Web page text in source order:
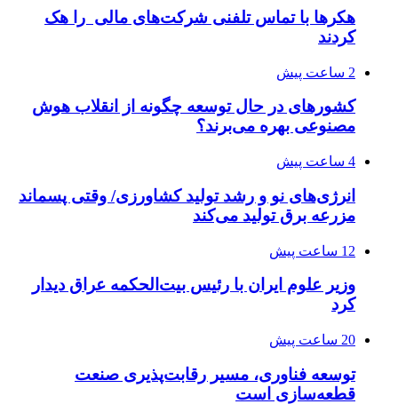
هکرها با تماس تلفنی شرکت‌های مالی را هک
کردند
2 ساعت پیش
کشورهای در حال توسعه چگونه از انقلاب هوش
مصنوعی بهره می‌برند؟
4 ساعت پیش
انرژی‌های نو و رشد تولید کشاورزی/ وقتی پسماند
مزرعه‌ برق تولید می‌کند
12 ساعت پیش
وزیر علوم ایران با رئیس بیت‌الحکمه عراق دیدار
کرد
20 ساعت پیش
توسعه فناوری، مسیر رقابت‌پذیری صنعت
قطعه‌سازی است